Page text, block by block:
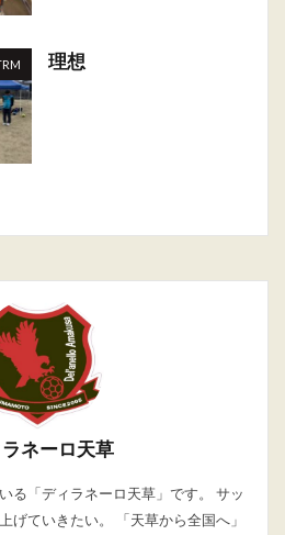
理想
ネーロ天草
る「ディラネーロ天草」です。 サッ
げていきたい。 「天草から全国へ」